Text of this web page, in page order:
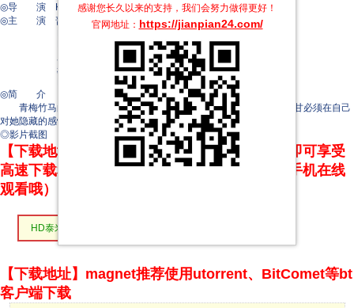
感谢您长久以来的支持，我们会努力做得更好！
官网地址： https://jianpian24.com/
◎导 演 Keerthiswaran
◎主 演 普拉迪普·兰加纳坦
R. Sarathkumar
赫里杜·哈龙
Dravid Selvam
◎简 介
青梅竹马的阿甘和库拉尔形影不离。当库拉尔遇到感情问题时，阿甘必须在自己
对她隐藏的感情和确保她幸福的愿望之间找到平衡。
◎影片截图
【下载地址】本站专属下载器：点击下方链接 即可享受
高速下载和在线播放 专治迅雷无法下载（支持手机在线
观看哦）
HD泰米尔语中字
【下载地址】magnet推荐使用utorrent、BitComet等bt
客户端下载